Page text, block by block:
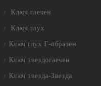
Ключ гаечен
Ключ глух
Ключ глух Г-образен
Ключ звездогаечен
Ключ звезда-Звезда